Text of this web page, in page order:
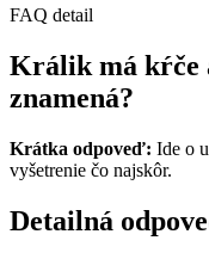
FAQ detail
Králik má kŕče
znamená?
Krátka odpoveď: Ide o
vyšetrenie čo najskôr.
Detailná